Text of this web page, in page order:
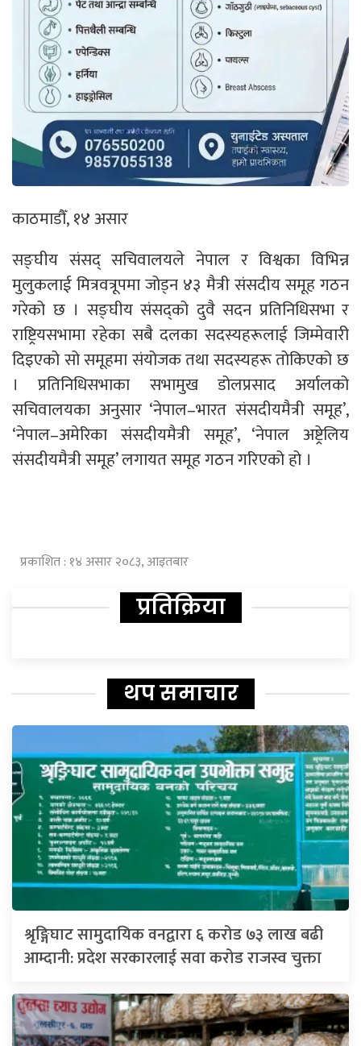
काठमाडौँ, १४ असार
सङ्घीय संसद् सचिवालयले नेपाल र विश्वका विभिन्न
मुलुकलाई मित्रवत्रूपमा जोड्न ४३ मैत्री संसदीय समूह गठन
गरेको छ । सङ्घीय संसद्को दुवै सदन प्रतिनिधिसभा र
राष्ट्रियसभामा रहेका सबै दलका सदस्यहरूलाई जिम्मेवारी
दिइएको सो समूहमा संयोजक तथा सदस्यहरू तोकिएको छ
। प्रतिनिधिसभाका सभामुख डोलप्रसाद अर्यालको
सचिवालयका अनुसार ‘नेपाल–भारत संसदीयमैत्री समूह’,
‘नेपाल–अमेरिका संसदीयमैत्री समूह’, ‘नेपाल अष्ट्रेलिय
संसदीयमैत्री समूह’ लगायत समूह गठन गरिएको हो ।
प्रकाशित : १४ असार २०८३, आइतबार
प्रतिक्रिया
थप समाचार
श्रृङ्गिघाट सामुदायिक वनद्वारा ६ करोड ७३ लाख बढी
आम्दानी: प्रदेश सरकारलाई सवा करोड राजस्व चुक्ता